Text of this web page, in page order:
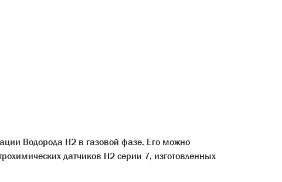
Водорода H2 в газовой фазе. Его можно
датчиков H2 серии 7, изготовленных